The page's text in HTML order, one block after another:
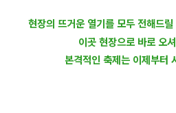
현장의 뜨거운 열기를 모두 전해드
이곳 현장으로 바로 오
본격적인 축제는 이제부터